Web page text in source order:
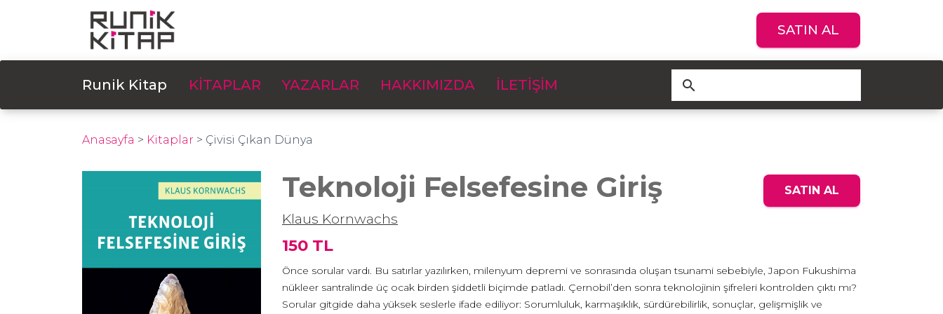
SATIN AL
Runik Kitap KİTAPLAR YAZARLAR HAKKIMIZDA İLETİŞİM search
Anasayfa > Kitaplar > Çivisi Çıkan Dünya
Teknoloji Felsefesine Giriş
Klaus Kornwachs
150 TL
SATIN AL
Önce sorular vardı. Bu satırlar yazılırken, milenyum depremi ve sonrasında oluşan tsunami sebebiyle, Japon Fukushima
nükleer santralinde üç ocak birden şiddetli biçimde patladı. Çernobil’den sonra teknolojinin şifreleri kontrolden çıktı mı?
Sorular gitgide daha yüksek seslerle ifade ediliyor: Sorumluluk, karmaşıklık, sürdürebilirlik, sonuçlar, gelişmişlik ve